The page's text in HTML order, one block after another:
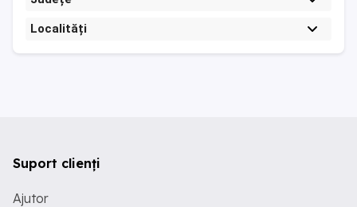
Localități
Suport clienți
Ajutor